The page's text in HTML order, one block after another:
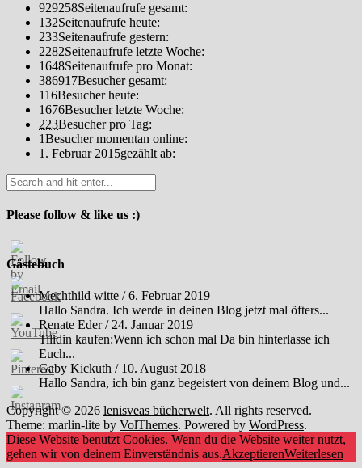
929258Seitenaufrufe gesamt:
132Seitenaufrufe heute:
233Seitenaufrufe gestern:
2282Seitenaufrufe letzte Woche:
1648Seitenaufrufe pro Monat:
386917Besucher gesamt:
116Besucher heute:
1676Besucher letzte Woche:
223Besucher pro Tag:
1Besucher momentan online:
1. Februar 2015gezählt ab:
Please follow & like us :)
Gästebuch
Mechthild witte /6. Februar 2019
Hallo Sandra. Ich werde in deinen Blog jetzt mal öfters...
Renate Eder/ 24. Januar 2019
Tilidin kaufen:Wenn ich schon mal Da bin hinterlasse ich
Euch...
Gaby Kickuth / 10. August 2018
Hallo Sandra, ich bin ganz begeistert von deinem Blog und...
Copyright © 2026 lenisveas bücherwelt. All rights reserved.
Theme: marlin-lite by VolThemes. Powered by WordPress.
Diese Website benutzt Cookies. Wenn du die Website weiter nutzt,
gehen wir von deinem Einverständnis aus.AkzeptierenWeiterlesen